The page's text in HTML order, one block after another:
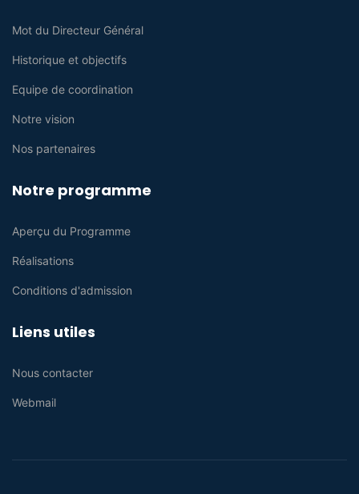
Mot du Directeur Général
Historique et objectifs
Equipe de coordination
Notre vision
Nos partenaires
Notre programme
Aperçu du Programme
Réalisations
Conditions d'admission
Liens utiles
Nous contacter
Webmail